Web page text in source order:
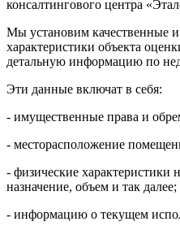
консалтингового центра
Мы установим качественные
характеристики объекта
детальную информацию по
Эти данные включат в себя:
- имущественные права и
- месторасположение
- физические
назначение, объем и так далее;
- информацию о текущем